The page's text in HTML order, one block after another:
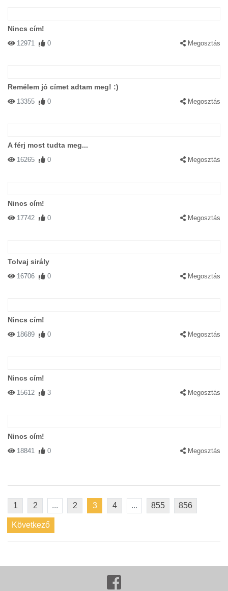
Nincs cím!
12971 0 Megosztás
Remélem jó címet adtam meg! :)
13355 0 Megosztás
A férj most tudta meg...
16265 0 Megosztás
Nincs cím!
17742 0 Megosztás
Tolvaj sirály
16706 0 Megosztás
Nincs cím!
18689 0 Megosztás
Nincs cím!
15612 3 Megosztás
Nincs cím!
18841 0 Megosztás
1 2 ... 2 3 4 ... 855 856
Következő